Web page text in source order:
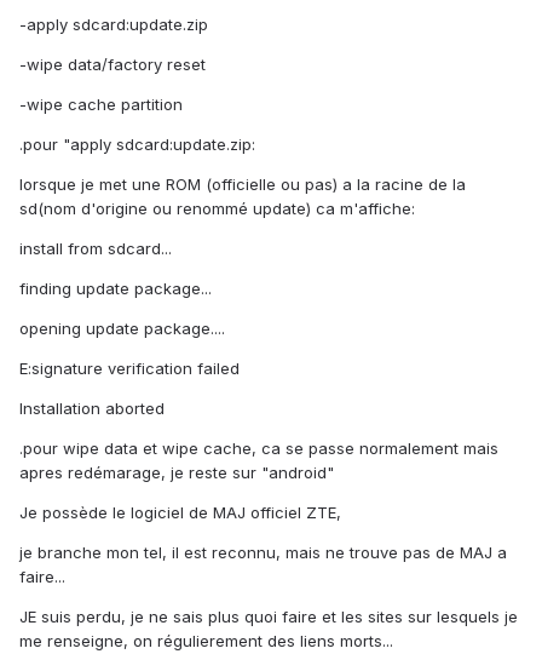
-apply sdcard:update.zip
-wipe data/factory reset
-wipe cache partition
.pour "apply sdcard:update.zip:
lorsque je met une ROM (officielle ou pas) a la racine de la
sd(nom d'origine ou renommé update) ca m'affiche:
install from sdcard...
finding update package...
opening update package....
E:signature verification failed
Installation aborted
.pour wipe data et wipe cache, ca se passe normalement mais
apres redémarage, je reste sur "android"
Je possède le logiciel de MAJ officiel ZTE,
je branche mon tel, il est reconnu, mais ne trouve pas de MAJ a
faire...
JE suis perdu, je ne sais plus quoi faire et les sites sur lesquels je
me renseigne, on régulierement des liens morts...